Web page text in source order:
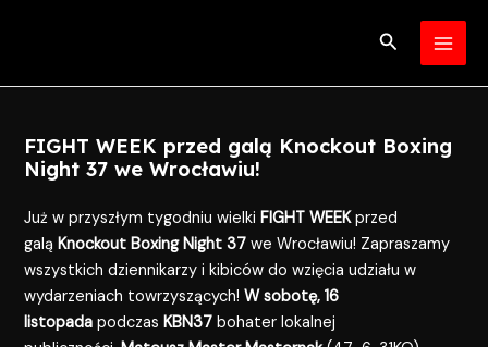
Search
FIGHT WEEK przed galą Knockout Boxing
Night 37 we Wrocławiu!
Już w przyszłym tygodniu wielkiFIGHT WEEKprzed
galąKnockout Boxing Night 37we Wrocławiu! Zapraszamy
wszystkich dziennikarzy i kibiców do wzięcia udziału w
wydarzeniach towrzyszących!W sobotę, 16
listopada podczasKBN37 bohater lokalnej